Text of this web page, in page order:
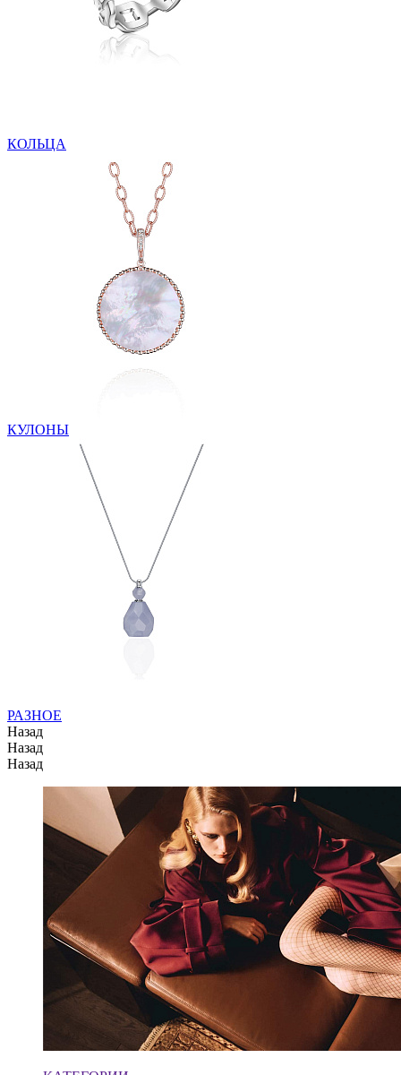
КОЛЬЦА
КУЛОНЫ
РАЗНОЕ
Назад
Назад
Назад